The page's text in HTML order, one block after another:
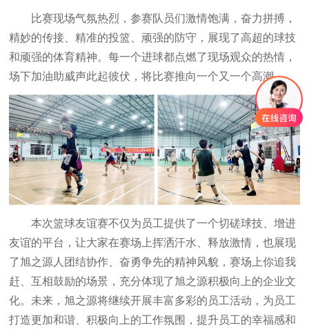
比赛现场气氛热烈，参赛队员们激情饱满，奋力拼搏，
精妙的传接、精准的投篮、顽强的防守，展现了高超的球技
和顽强的体育精神。每一个进球都点燃了现场观众的热情，
场下加油助威声此起彼伏，将比赛推向一个又一个高潮。
本次篮球友谊赛不仅为员工提供了一个切磋球技、增进
友谊的平台，让大家在赛场上挥洒汗水、释放激情，也展现
了旭之源人团结协作、奋勇争先的精神风貌，赛场上你追我
赶、互相鼓励的场景，充分体现了旭之源积极向上的企业文
化。未来，旭之源将继续开展丰富多彩的员工活动，为员工
打造更加和谐、积极向上的工作氛围，提升员工的幸福感和